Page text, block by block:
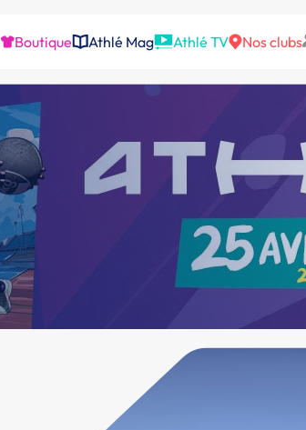
Boutique Athlé Mag Athlé TV Nos clubs